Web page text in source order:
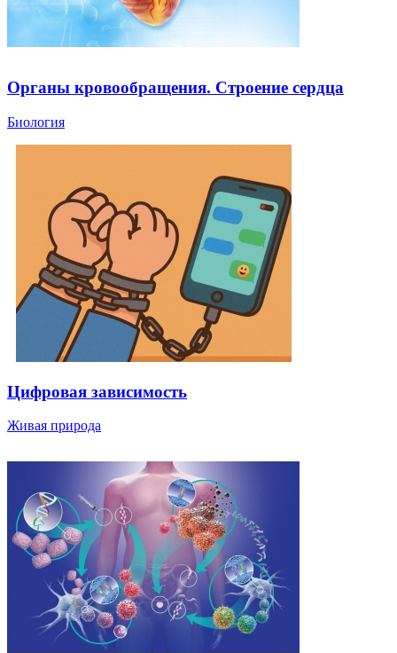
Органы кровообращения. Строение сердца
Биология
Цифровая зависимость
Живая природа